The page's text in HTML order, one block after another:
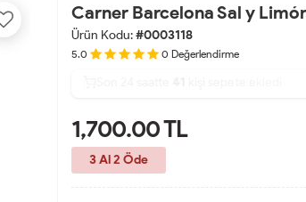
Carner Barcelona Sal y
Ürün Kodu:#0003118
5.0 0 Değerlendirme
1,700.00TL
3 Al 2 Öde